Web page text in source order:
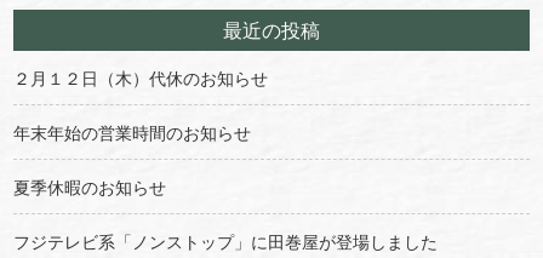
最近の投稿
２月１２日（木）代休のお知らせ
年末年始の営業時間のお知らせ
夏季休暇のお知らせ
フジテレビ系「ノンストップ」に田巻屋が登場しました